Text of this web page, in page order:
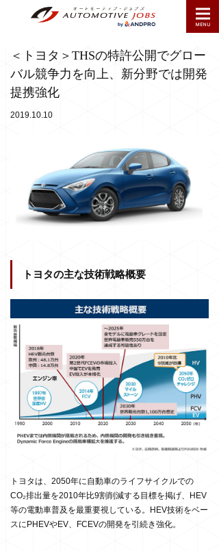
＜トヨタ＞THSの特許公開でグロー
バル競争力を向上、新分野では開発
提携強化
2019.10.10
トヨタの主な技術戦略概要
トヨタは、2050年に自動車のライフサイクルでの
CO₂排出量を2010年比9割削減する目標を掲げ、HEV
等の電動車普及を最重要視している。HEV技術をベー
スにPHEVやEV、FCEVの開発を引続き強化。